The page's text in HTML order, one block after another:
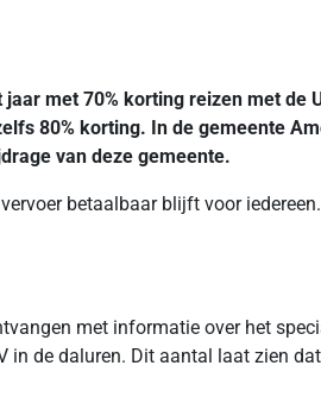
met 70% korting reizen met de
80% korting. In de gemeente
van deze gemeente.
betaalbaar blijft voor
met informatie over het
de daluren. Dit aantal laat zien